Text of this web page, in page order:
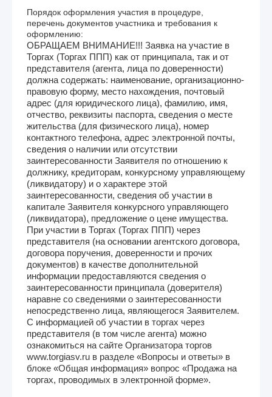
Порядок оформления участия в процедуре,
перечень документов участника и требования к
оформлению:
ОБРАЩАЕМ ВНИМАНИЕ!!! Заявка на участие в
Торгах (Торгах ППП) как от принципала, так и от
представителя (агента, лица по доверенности)
должна содержать: наименование, организационно-
правовую форму, место нахождения, почтовый
адрес (для юридического лица), фамилию, имя,
отчество, реквизиты паспорта, сведения о месте
жительства (для физического лица), номер
контактного телефона, адрес электронной почты,
сведения о наличии или отсутствии
заинтересованности Заявителя по отношению к
должнику, кредиторам, конкурсному управляющему
(ликвидатору) и о характере этой
заинтересованности, сведения об участии в
капитале Заявителя конкурсного управляющего
(ликвидатора), предложение о цене имущества.
При участии в Торгах (Торгах ППП) через
представителя (на основании агентского договора,
договора поручения, доверенности и прочих
документов) в качестве дополнительной
информации предоставляются сведения о
заинтересованности принципала (доверителя)
наравне со сведениями о заинтересованности
непосредственно лица, являющегося Заявителем.
С информацией об участии в торгах через
представителя (в том числе агента) можно
ознакомиться на сайте Организатора торгов
www.torgiasv.ru в разделе «Вопросы и ответы» в
блоке «Общая информация» вопрос «Продажа на
торгах, проводимых в электронной форме».